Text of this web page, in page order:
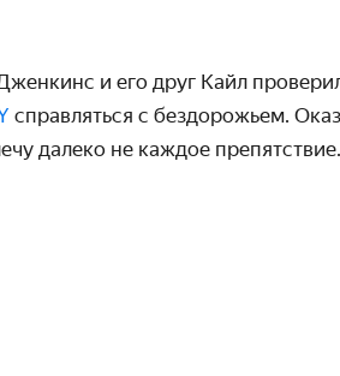
и его друг Кайл
справляться с бездорожьем.
далеко не каждое препятствие.